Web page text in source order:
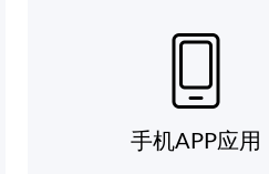
手机APP应用